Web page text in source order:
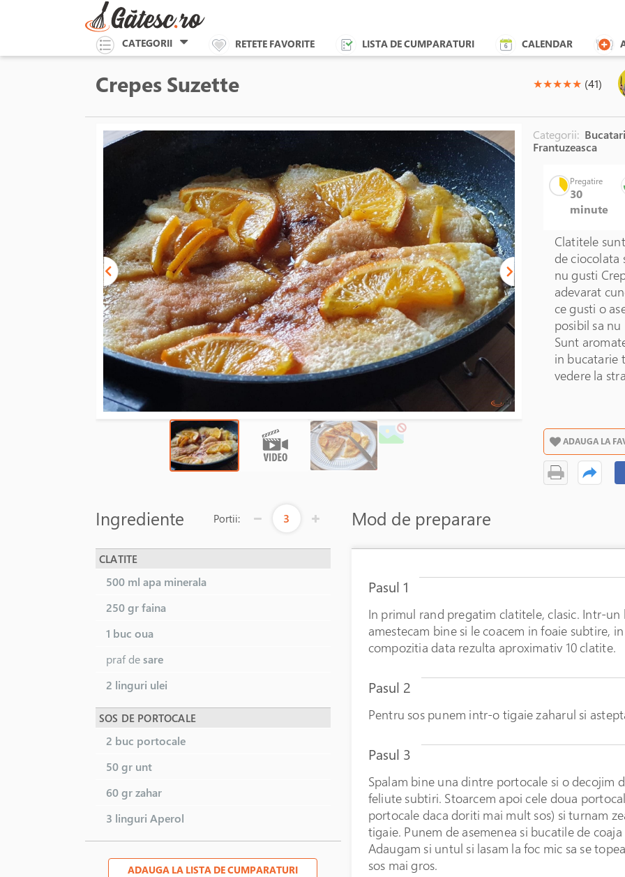
CATEGORII RETETE FAVORITE LISTA DE CUMPARATURI CALENDAR
Crepes Suzette (*)
★(*)
★(*)
★(*)
★(*)
★ (41)
Categorii:
Frantuzeasca
Pregatire
30
minute
Clatitele
de ciocolata
nu gusti
adevarat
ce gusti o
posibil sa
Sunt
in bucatarie
vedere la
ADAUGA LA
Ingrediente Portii: 3
CLATITE
500 ml apa minerala
250 grfaina
1 buc oua
praf desare
2 linguri ulei
SOS DE PORTOCALE
2 buc portocale
50 gr unt
60 grzahar
3 linguri Aperol
ADAUGA LA LISTA DE CUMPARATURI
Mod de preparare
Pasul 1
In primul rand pregatim clatitele, clasic. Intr-
amestecam bine si le coacem in foaie subtire,
compozitia data rezulta aproximativ 10 clatite.
Pasul 2
Pentru sos punem intr-o tigaie zaharul si
Pasul 3
Spalam bine una dintre portocale si o decojim
feliute subtiri. Stoarcem apoi cele doua
portocale daca doriti mai mult sos) si turnam
tigaie. Punem de asemenea si bucatile de
Adaugam si untul si lasam la foc mic sa se
sos mai gros.